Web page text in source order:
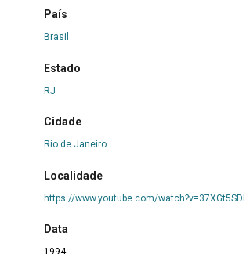
País
Brasil
Estado
RJ
Cidade
Rio de Janeiro
Localidade
https://www.youtube.com/
Data
1994